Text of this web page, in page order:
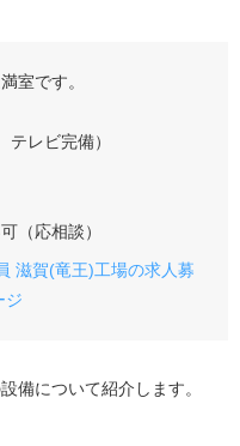
室です。
テレビ完備）
（応相談）
滋賀(竜王)工場の求人募
ジ
備について紹介します。